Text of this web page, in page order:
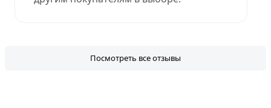
Посмотреть все отзывы